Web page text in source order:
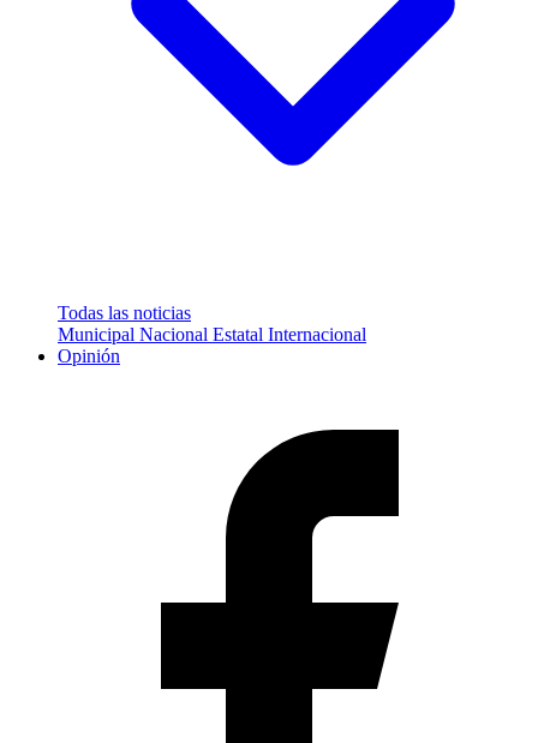
Todas las noticias
Municipal Nacional Estatal Internacional
Opinión